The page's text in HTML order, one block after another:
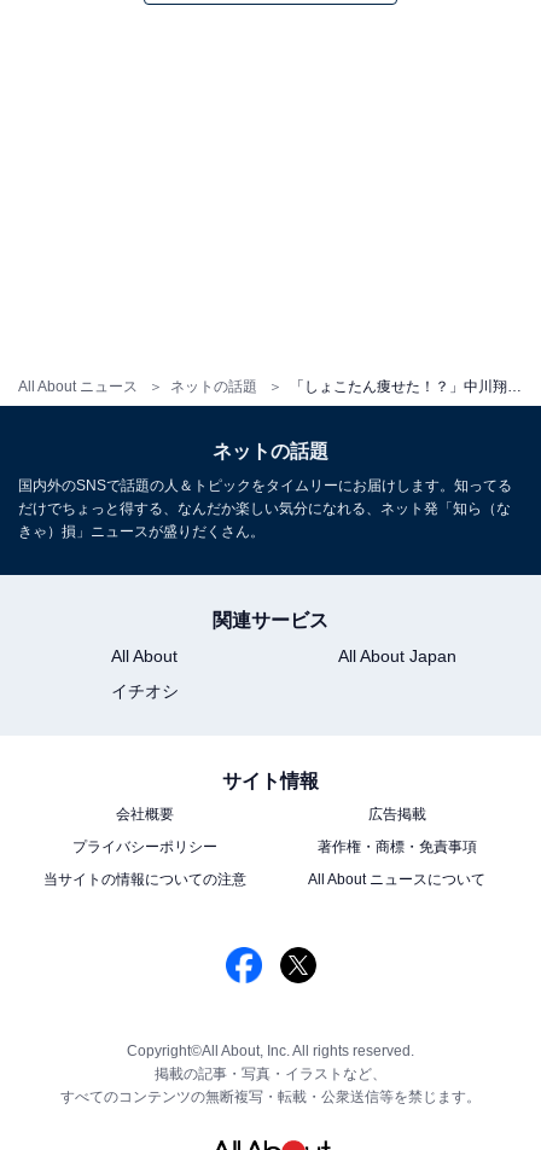
All About ニュース ネットの話題
ネットの話題
国内外のSNSで話題の人＆トピックをタイムリーにお届けします。知ってる
だけでちょっと得する、なんだか楽しい気分になれる、ネット発「知ら（な
きゃ）損」ニュースが盛りだくさん。
関連サービス
All About
All About Japan
イチオシ
サイト情報
会社概要
広告掲載
プライバシーポリシー
著作権・商標・免責事項
当サイトの情報についての注意
All About ニュースについて
Copyright©All About, Inc. All rights reserved.
掲載の記事・写真・イラストなど、
すべてのコンテンツの無断複写・転載・公衆送信等を禁じます。